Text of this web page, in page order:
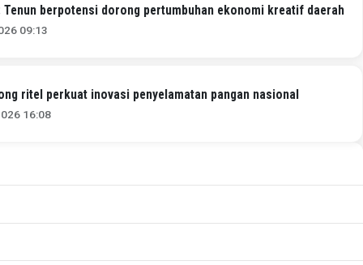
Tenun berpotensi dorong pertumbuhan ekonomi kreatif daerah
09:13
ritel perkuat inovasi penyelamatan pangan nasional
16:08